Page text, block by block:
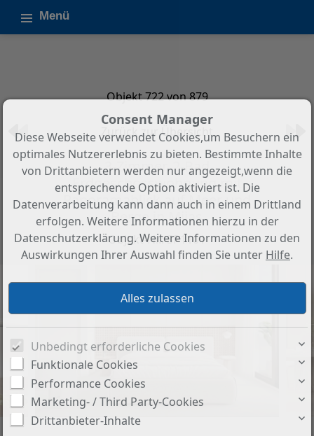
Menü
Objekt 722 von 879
Zurück zur Übersicht
3-Zimmer, 2-Bad
Erdgeschosswohnung mit
Panoramablick auf Meer und
Berge in Mijas
Objekt-Nr.: SP1101
Consent Manager
Diese Webseite verwendet Cookies,um Besuchern ein
optimales Nutzererlebnis zu bieten. Bestimmte Inhalte
von Drittanbietern werden nur angezeigt,wenn die
entsprechende Option aktiviert ist. Die
Datenverarbeitung kann dann auch in einem Drittland
erfolgen. Weitere Informationen hierzu in der
Datenschutzerklärung. Weitere Informationen zu den
Auswirkungen Ihrer Auswahl finden Sie unter Hilfe.
Unbedingt erforderliche Cookies
Funktionale Cookies
Performance Cookies
Marketing- / Third Party-Cookies
Drittanbieter-Inhalte